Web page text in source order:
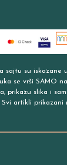
sajtu su iskazane
se vrši SAMO
prikazu slika i
Svi artikli